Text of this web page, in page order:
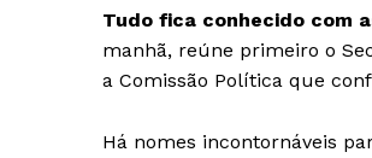
Tudo fica conhecido com
manhã, reúne primeiro o
a Comissão Política que
Há nomes incontornáveis